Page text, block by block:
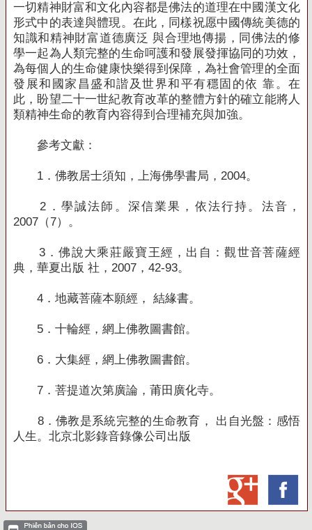
一切精神財富和文化內容都是佛法的道理在中國漢文化
形式中的表達與體現。 在此，同樣祝愿中國傳統美德的
知識和精神財富道德廣泛 與合理地傳揚，同佛法的修
學一起為人類完整的生命呵護和發展發揮協同的功效，
為每個人的生命健康快樂得到保障，為社會管理的全面
發展和國家昌盛和諧及世界和平有穩固的依 靠。 在
此，盼望二十一世紀教育改革的整體方針的確立能將人
類精神生命的教育內容得到合理補充與加強。
參考文獻：
1． 佛教居士須知，上海佛學書局，2004。
2． 學誠法師。 深信業果，依法行持。 法音，
2007（7）。
3．佛說大乘莊嚴寶王經，出自：觀世音菩薩經
典，華夏出版 社，2007，42-93。
4． 地藏菩薩本願經， 結緣書。
5． 十輪經，網上佛教圖書館。
6． 大集經，網上佛教圖書館。
7． 菩提道次第廣論，莆田廣化寺。
8．佛教是系統完整的生命教育， 出自光盤：感悟
人生。 北京北影錄音錄像公司出版